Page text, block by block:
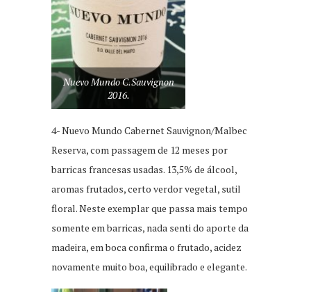
Nuevo Mundo C.Sauvignon
2016.
4- Nuevo Mundo Cabernet Sauvignon/Malbec
Reserva, com passagem de 12 meses por
barricas francesas usadas. 13,5% de álcool,
aromas frutados, certo verdor vegetal, sutil
floral. Neste exemplar que passa mais tempo
somente em barricas, nada senti do aporte da
madeira, em boca confirma o frutado, acidez
novamente muito boa, equilibrado e elegante.